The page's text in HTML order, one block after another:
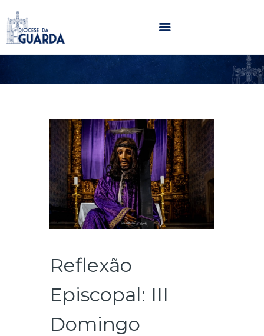
HOME
PARÓQUIAS
NOTÍCIAS
AGENDA
MULTIMÉDIA
SENTIR COM A IGREJA
CONTACTOS
Reflexão
Episcopal: III
Domingo